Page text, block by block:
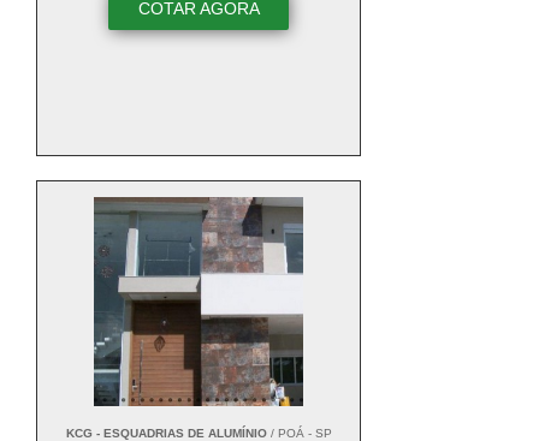
COTAR AGORA
KCG - ESQUADRIAS DE ALUMÍNIO/ POÁ - SP